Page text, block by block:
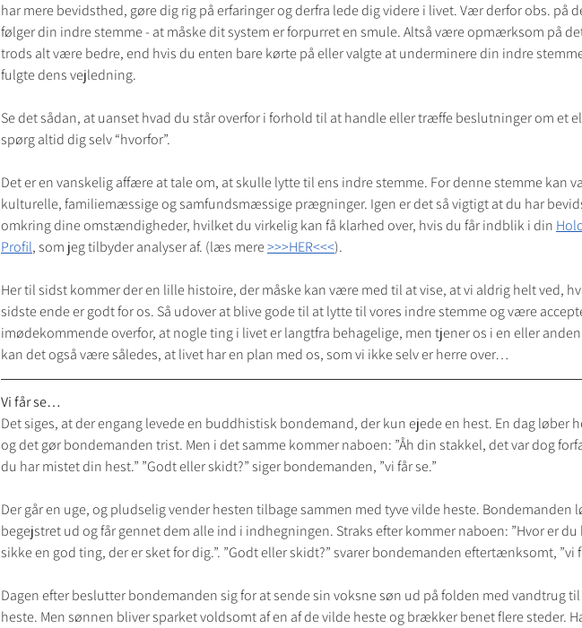
har mere bevidsthed, gøre dig rig på erfaringer og derfra lede dig videre i livet. Vær derfor obs. på
følger din indre stemme - at måske dit system er forpurret en smule. Altså være opmærksom på
trods alt være bedre, end hvis du enten bare kørte på eller valgte at underminere din indre
fulgte dens vejledning.
Se det sådan, at uanset hvad du står overfor i forhold til at handle eller træffe beslutninger om et
spørg altid dig selv “hvorfor”.
Det er en vanskelig affære at tale om, at skulle lytte til ens indre stemme. For denne stemme kan
kulturelle, familiemæssige og samfundsmæssige prægninger. Igen er det så vigtigt at du har
omkring dine omstændigheder, hvilket du virkelig kan få klarhed over, hvis du får indblik i din
Profil, som jeg tilbyder analyser af. (læs mere >>>HER<<<).
Her til sidst kommer der en lille histoire, der måske kan være med til at vise, at vi aldrig helt ved,
sidste ende er godt for os. Så udover at blive gode til at lytte til vores indre stemme og være
imødekommende overfor, at nogle ting i livet er langtfra behagelige, men tjener os i en eller
kan det også være således, at livet har en plan med os, som vi ikke selv er herre over…
Vi får se…
Det siges, at der engang levede en buddhistisk bondemand, der kun ejede en hest. En dag løber
og det gør bondemanden trist. Men i det samme kommer naboen: ”Åh din stakkel, det var dog
du har mistet din hest.” ”Godt eller skidt?” siger bondemanden, ”vi får se.”
Der går en uge, og pludselig vender hesten tilbage sammen med tyve vilde heste. Bondemanden
begejstret ud og får gennet dem alle ind i indhegningen. Straks efter kommer naboen: ”Hvor er du
sikke en god ting, der er sket for dig.”. ”Godt eller skidt?” svarer bondemanden eftertænksomt, ”vi
Dagen efter beslutter bondemanden sig for at sende sin voksne søn ud på folden med vandtrug
heste. Men sønnen bliver sparket voldsomt af en af de vilde heste og brækker benet flere steder.